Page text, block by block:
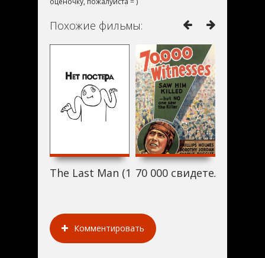
Похожие фильмы:
The Last Man (1932)70 000 свидетелей
Комментировать